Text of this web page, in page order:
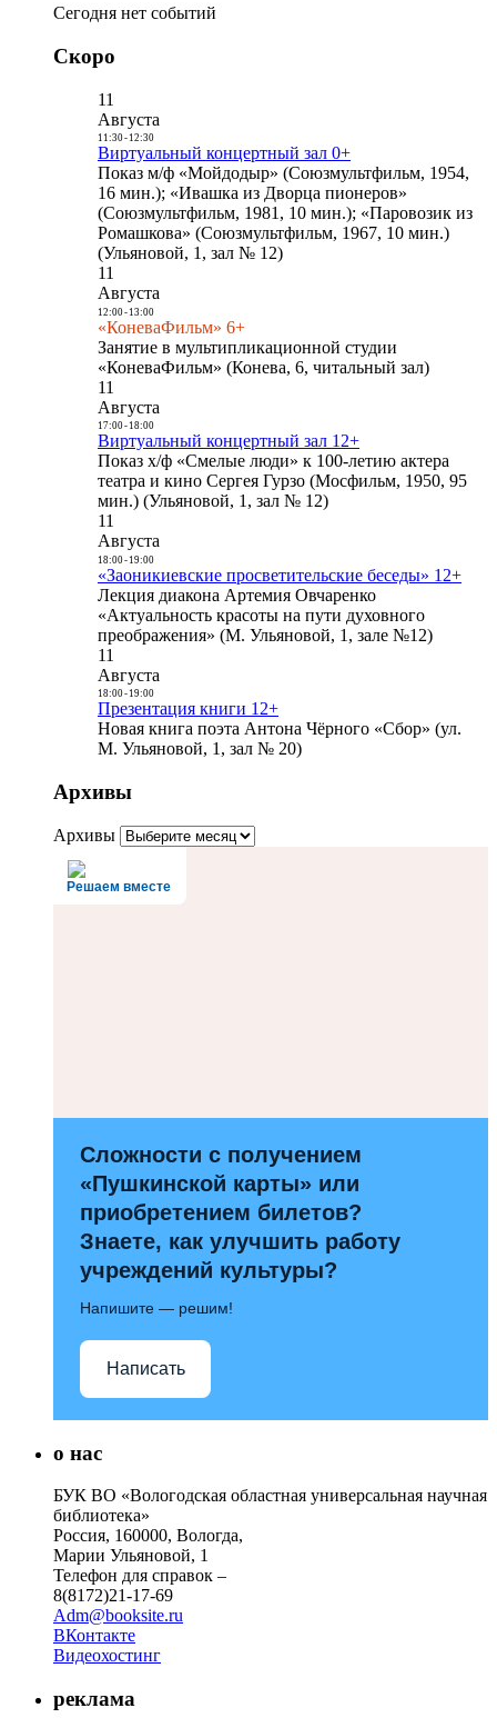
Сегодня нет событий
Скоро
11
Августа
11:30- 12:30
Виртуальный концертный зал 0+
Показ м/ф «Мойдодыр» (Союзмультфильм, 1954,
16 мин.); «Ивашка из Дворца пионеров»
(Союзмультфильм, 1981, 10 мин.); «Паровозик из
Ромашкова» (Союзмультфильм, 1967, 10 мин.)
(Ульяновой, 1, зал № 12)
11
Августа
12:00- 13:00
«КоневаФильм» 6+
Занятие в мультипликационной студии
«КоневаФильм» (Конева, 6, читальный зал)
11
Августа
17:00- 18:00
Виртуальный концертный зал 12+
Показ х/ф «Смелые люди» к 100-летию актера
театра и кино Сергея Гурзо (Мосфильм, 1950, 95
мин.) (Ульяновой, 1, зал № 12)
11
Августа
18:00- 19:00
«Заоникиевские просветительские беседы» 12+
Лекция диакона Артемия Овчаренко
«Актуальность красоты на пути духовного
преображения» (М. Ульяновой, 1, зале №12)
11
Августа
18:00- 19:00
Презентация книги 12+
Новая книга поэта Антона Чёрного «Сбор» (ул.
М. Ульяновой, 1, зал № 20)
Архивы
Архивы
Решаем вместе
Сложности с получением
«Пушкинской карты» или
приобретением билетов?
Знаете, как улучшить работу
учреждений культуры?
Напишите — решим!
Написать
о нас
БУК ВО «Вологодская областная универсальная научная
библиотека»
Россия, 160000, Вологда,
Марии Ульяновой, 1
Телефон для справок –
8(8172)21-17-69
Adm@booksite.ru
ВКонтакте
Видеохостинг
реклама